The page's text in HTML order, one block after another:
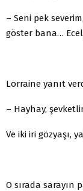
– Seni pek
göster bana…
Lorraine yanıt
– Hayhay,
Ve iki iri gözyaşı,
O sırada sarayın